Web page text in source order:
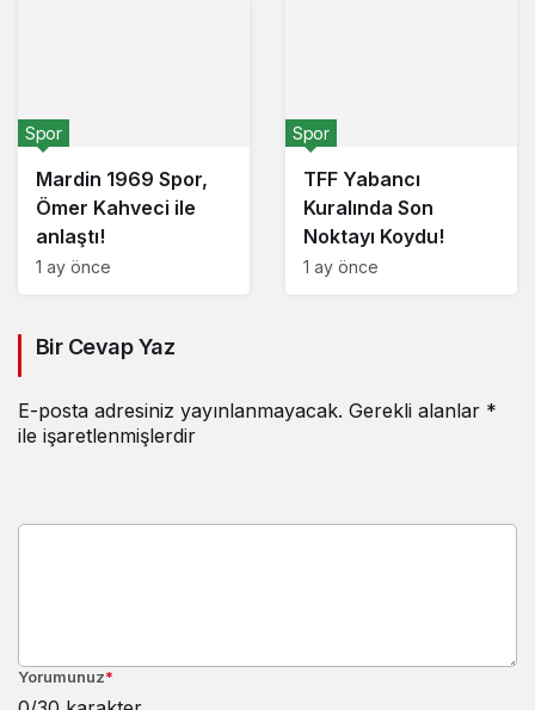
Mardin 1969 Spor,
Ömer Kahveci ile
anlaştı!
Spor
1 ay önce
TFF Yabancı
Kuralında Son
Noktayı Koydu!
Spor
1 ay önce
Bir Cevap Yaz
E-posta adresiniz yayınlanmayacak. Gerekli alanlar *
ile işaretlenmişlerdir
Yorumunuz*